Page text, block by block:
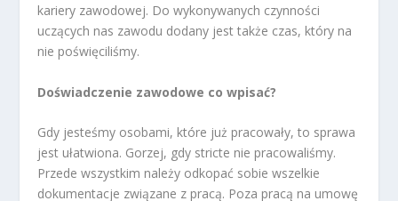
kariery zawodowej. Do wykonywanych czynności
uczących nas zawodu dodany jest także czas, który na
nie poświęciliśmy.
Doświadczenie zawodowe co wpisać?
Gdy jesteśmy osobami, które już pracowały, to sprawa
jest ułatwiona. Gorzej, gdy stricte nie pracowaliśmy.
Przede wszystkim należy odkopać sobie wszelkie
dokumentacje związane z pracą. Poza pracą na umowę